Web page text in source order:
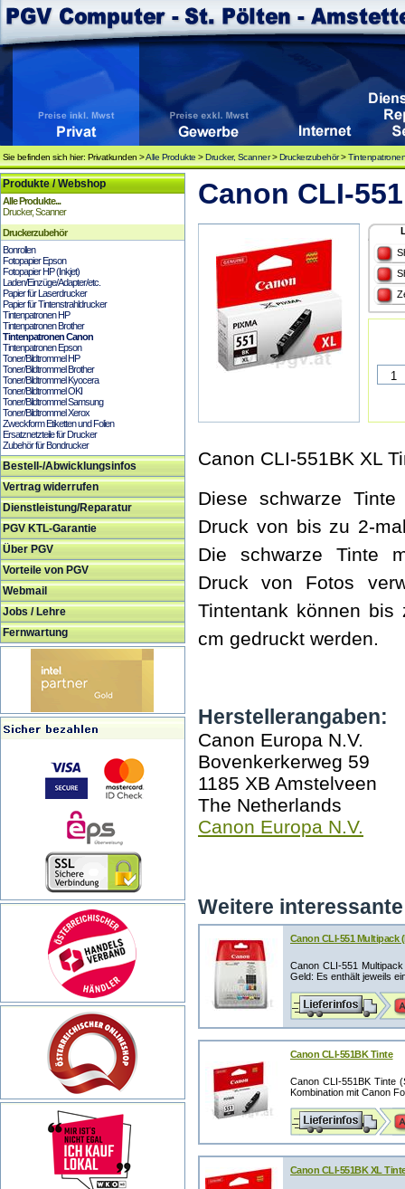
Sie befinden sich hier: Privatkunden >Alle Produkte >Drucker, Scanner>Druckerzubehör>
Produkte / Webshop
Alle Produkte...
Drucker, Scanner
Druckerzubehör
Bonrollen
Fotopapier Epson
Fotopapier HP (Inkjet)
Laden/Einzüge/Adapter/etc.
Papier für Laserdrucker
Papier für Tintenstrahldrucker
Tintenpatronen HP
Tintenpatronen Brother
Tintenpatronen Canon
Tintenpatronen Epson
Toner/Bildtrommel HP
Toner/Bildtrommel Brother
Toner/Bildtrommel Kyocera
Toner/Bildtrommel OKI
Toner/Bildtrommel Samsung
Toner/Bildtrommel Xerox
Zweckform Etiketten und Folien
Ersatznetzteile für Drucker
Zubehör für Bondrucker
Bestell-/Abwicklungsinfos
Vertrag widerrufen
Dienstleistung/Reparatur
PGV KTL-Garantie
Über PGV
Vorteile von PGV
Webmail
Jobs / Lehre
Fernwartung
Canon CLI-
Canon CLI-551BK XL
Diese schwarze
Druck von bis zu 2-
Die schwarze Tinte
Druck von Fotos
Tintentank können
cm gedruckt werden.
Herstellerangaben:
Canon Europa N.V.
Bovenkerkerweg 59
1185 XB Amstelveen
The Netherlands
Canon Europa N.V.
Weitere
Canon CLI-551 Multipack
Canon CLI-551
Geld: Es enthält jeweils
Canon CLI-551BK Tinte
Canon CLI-551BK Tinte
Kombination mit Canon
Canon CLI-551BK XL